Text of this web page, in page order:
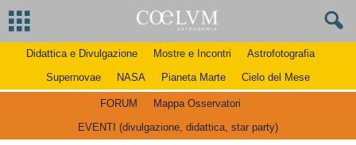
Didattica e Divulgazione Mostre e Incontri
Astrofotografia
Supernovae
NASA Pianeta Marte Cielo del Mese
FORUM
Mappa Osservatori
EVENTI (divulgazione, didattica, star party)